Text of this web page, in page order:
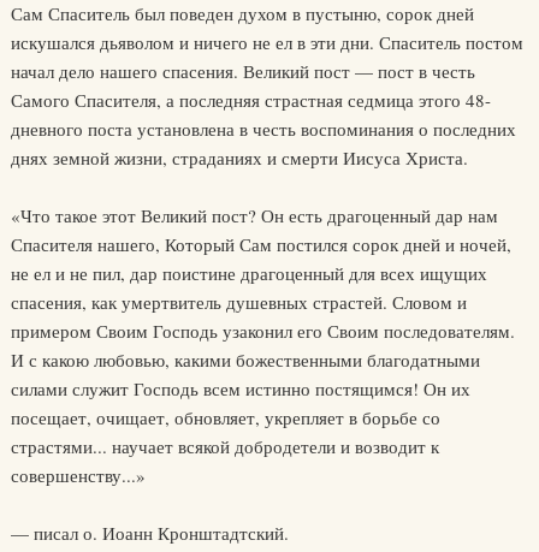
Сам Спаситель был поведен духом в пустыню, сорок дней
искушался дьяволом и ничего не ел в эти дни. Спаситель постом
начал дело нашего спасения. Великий пост — пост в честь
Самого Спасителя, а последняя страстная седмица этого 48-
дневного поста установлена в честь воспоминания о последних
днях земной жизни, страданиях и смерти Иисуса Христа.
«Что такое этот Великий пост? Он есть драгоценный дар нам
Спасителя нашего, Который Сам постился сорок дней и ночей,
не ел и не пил, дар поистине драгоценный для всех ищущих
спасения, как умертвитель душевных страстей. Словом и
примером Своим Господь узаконил его Своим последователям.
И с какою любовью, какими божественными благодатными
силами служит Господь всем истинно постящимся! Он их
посещает, очищает, обновляет, укрепляет в борьбе со
страстями... научает всякой добродетели и возводит к
совершенству...»
— писал о. Иоанн Кронштадтский.